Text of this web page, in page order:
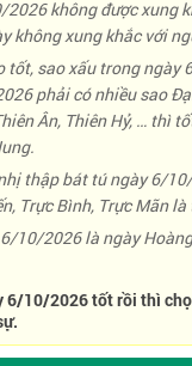
không được xung
không xung khắc với
tốt, sao xấu trong ngày
phải có nhiều sao
Ân, Thiên Hỷ, … thì
thập bát tú ngày 6/
Trực Bình, Trực Mãn là
10/2026 là ngày
6/10/2026 tốt rồi thì